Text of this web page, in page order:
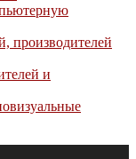
производителей
и